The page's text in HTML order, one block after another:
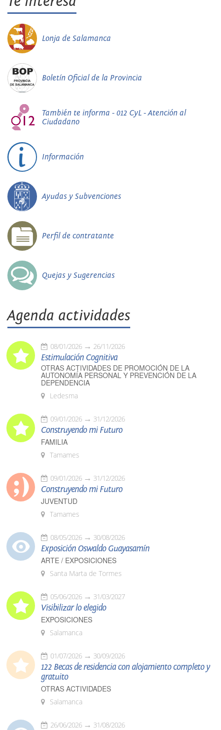
Lonja de Salamanca
Boletín Oficial de la Provincia
También te informa - 012 CyL - Atención al
Ciudadano
Información
Ayudas y Subvenciones
Perfil de contratante
Quejas y Sugerencias
Agenda actividades
08/01/2026 26/11/2026
Estimulación Cognitiva
OTRAS ACTIVIDADES DE PROMOCIÓN DE LA
AUTONOMÍA PERSONAL Y PREVENCIÓN DE LA
DEPENDENCIA
Ledesma
09/01/2026 31/12/2026
Construyendo mi Futuro
FAMILIA
Tamames
09/01/2026 31/12/2026
Construyendo mi Futuro
JUVENTUD
Tamames
08/05/2026 30/08/2026
Exposición Oswaldo Guayasamín
ARTE / EXPOSICIONES
Santa Marta de Tormes
05/06/2026 31/03/2027
Visibilizar lo elegido
EXPOSICIONES
Salamanca
01/07/2026 30/09/2026
122 Becas de residencia con alojamiento completo y
gratuito
OTRAS ACTIVIDADES
Salamanca
26/06/2026 31/08/2026